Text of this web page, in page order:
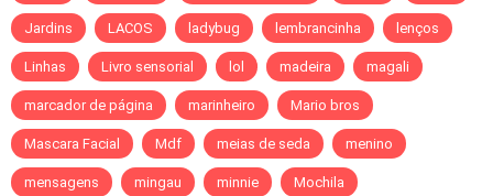
Jardins LACOS ladybug lembrancinha lenços
Linhas Livro sensorial lol madeira magali
marcador de página marinheiro Mario bros
Mascara Facial Mdf meias de seda menino
mensagens mingau minnie Mochila